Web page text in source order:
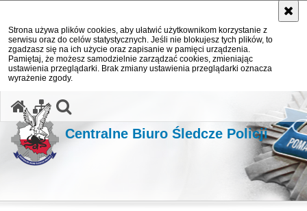
Strona używa plików cookies, aby ułatwić użytkownikom korzystanie z
serwisu oraz do celów statystycznych. Jeśli nie blokujesz tych plików, to
zgadzasz się na ich użycie oraz zapisanie w pamięci urządzenia.
Pamiętaj, że możesz samodzielnie zarządzać cookies, zmieniając
ustawienia przeglądarki. Brak zmiany ustawienia przeglądarki oznacza
wyrażenie zgody.
Centralne Biuro Śledcze Policji